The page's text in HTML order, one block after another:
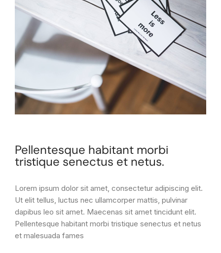
Pellentesque habitant morbi
tristique senectus et netus.
Lorem ipsum dolor sit amet, consectetur adipiscing elit.
Ut elit tellus, luctus nec ullamcorper mattis, pulvinar
dapibus leo sit amet. Maecenas sit amet tincidunt elit.
Pellentesque habitant morbi tristique senectus et netus
et malesuada fames